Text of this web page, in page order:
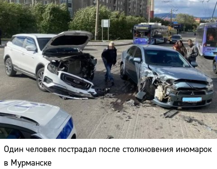
Один человек пострадал после столкновения иномарок
в Мурманске